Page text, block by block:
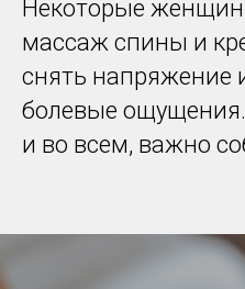
Некоторые
массаж спины и
снять напряжение
болевые
и во всем, важно